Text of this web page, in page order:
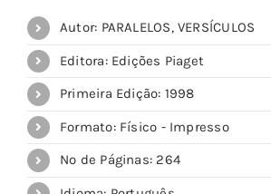
Autor: PARALELOS, VERSÍCULOS
Editora: Edições Piaget
Primeira Edição: 1998
Formato: Físico - Impresso
Nº de Páginas: 264